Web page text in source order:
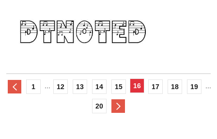
1 12 13 14 15 16 17 18 19
20